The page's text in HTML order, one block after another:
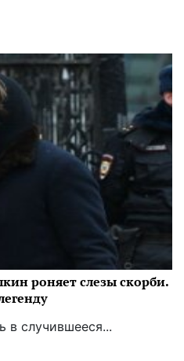
роняет слезы скорби.
в случившееся...